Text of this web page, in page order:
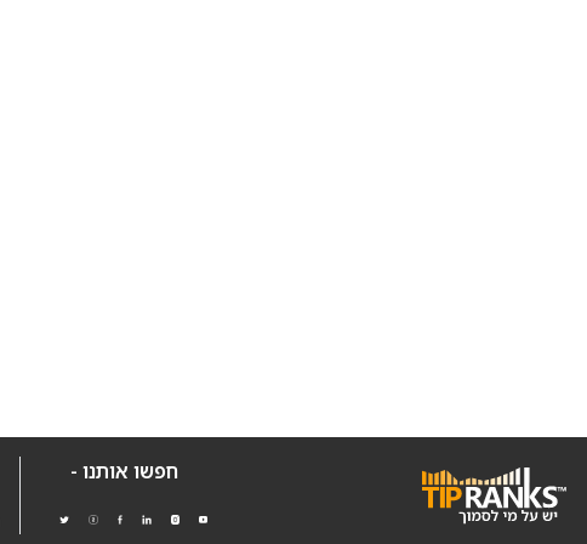
חפשו אותנו -